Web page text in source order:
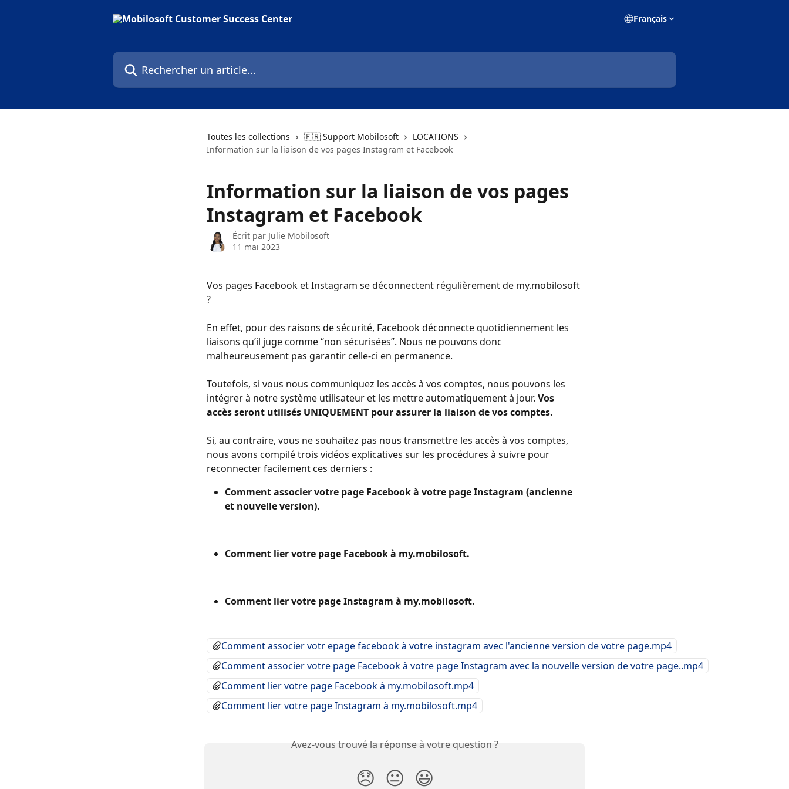
Français
Rechercher un article...
Toutes les collections 🇫🇷 Support Mobilosoft
LOCATIONS
Information sur la liaison de vos pages Instagram et Facebook
Information sur la liaison de vos pages
Instagram et Facebook
Écrit par Julie Mobilosoft
11 mai 2023
Vos pages Facebook et Instagram se déconnectent régulièrement de my.mobilosoft
?
En effet, pour des raisons de sécurité, Facebook déconnecte quotidiennement les
liaisons qu’il juge comme “non sécurisées”. Nous ne pouvons donc
malheureusement pas garantir celle-ci en permanence.
Toutefois, si vous nous communiquez les accès à vos comptes, nous pouvons les
intégrer à notre système utilisateur et les mettre automatiquement à jour. Vos
accès seront utilisés UNIQUEMENT pour assurer la liaison de vos comptes.
Si, au contraire, vous ne souhaitez pas nous transmettre les accès à vos comptes,
nous avons compilé trois vidéos explicatives sur les procédures à suivre pour
reconnecter facilement ces derniers :
Comment associer votre page Facebook à votre page Instagram (ancienne
et nouvelle version).
Comment lier votre page Facebook à my.mobilosoft.
Comment lier votre page Instagram à my.mobilosoft.
Comment associer votr epage facebook à votre instagram avec l'ancienne version de votre page.mp4
Comment associer votre page Facebook à votre page Instagram avec la nouvelle version de votre page..mp4
Comment lier votre page Facebook à my.mobilosoft.mp4
Comment lier votre page Instagram à my.mobilosoft.mp4
Avez-vous trouvé la réponse à votre question ?
😞 😐 😃